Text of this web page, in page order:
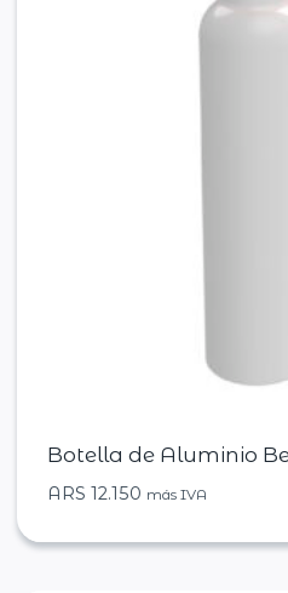
Botella de Aluminio
ARS 12.150 más IVA